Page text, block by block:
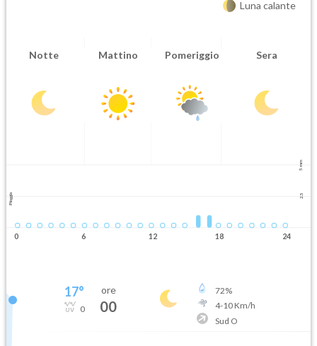
Luna calante
Notte Mattino Pomeriggio Sera
5 mm
2.5
Pioggia
0 6 12 18 24
17°
0
ore
00
72%
4-10Km/h
Sud O